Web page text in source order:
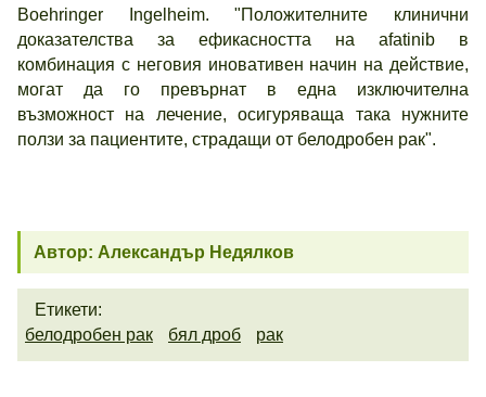
Boehringer Ingelheim. "Положителните клинични
доказателства за ефикасността на afatinib в
комбинация с неговия иновативен начин на действие,
могат да го превърнат в една изключителна
възможност на лечение, осигуряваща така нужните
ползи за пациентите, страдащи от белодробен рак".
Автор: Александър Недялков
Етикети:
белодробен рак
бял дроб рак